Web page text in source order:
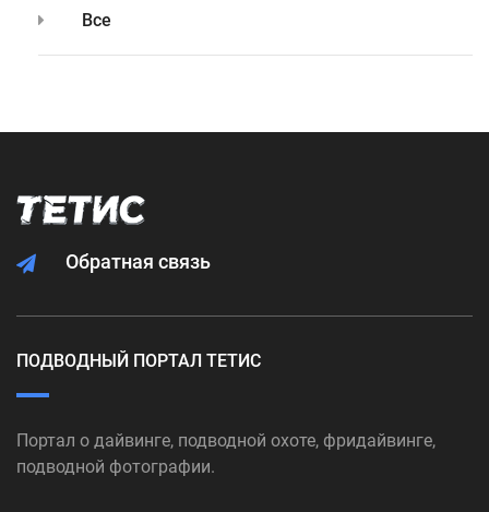
Все
Обратная связь
ПОДВОДНЫЙ ПОРТАЛ ТЕТИС
Портал о дайвинге, подводной охоте, фридайвинге,
подводной фотографии.